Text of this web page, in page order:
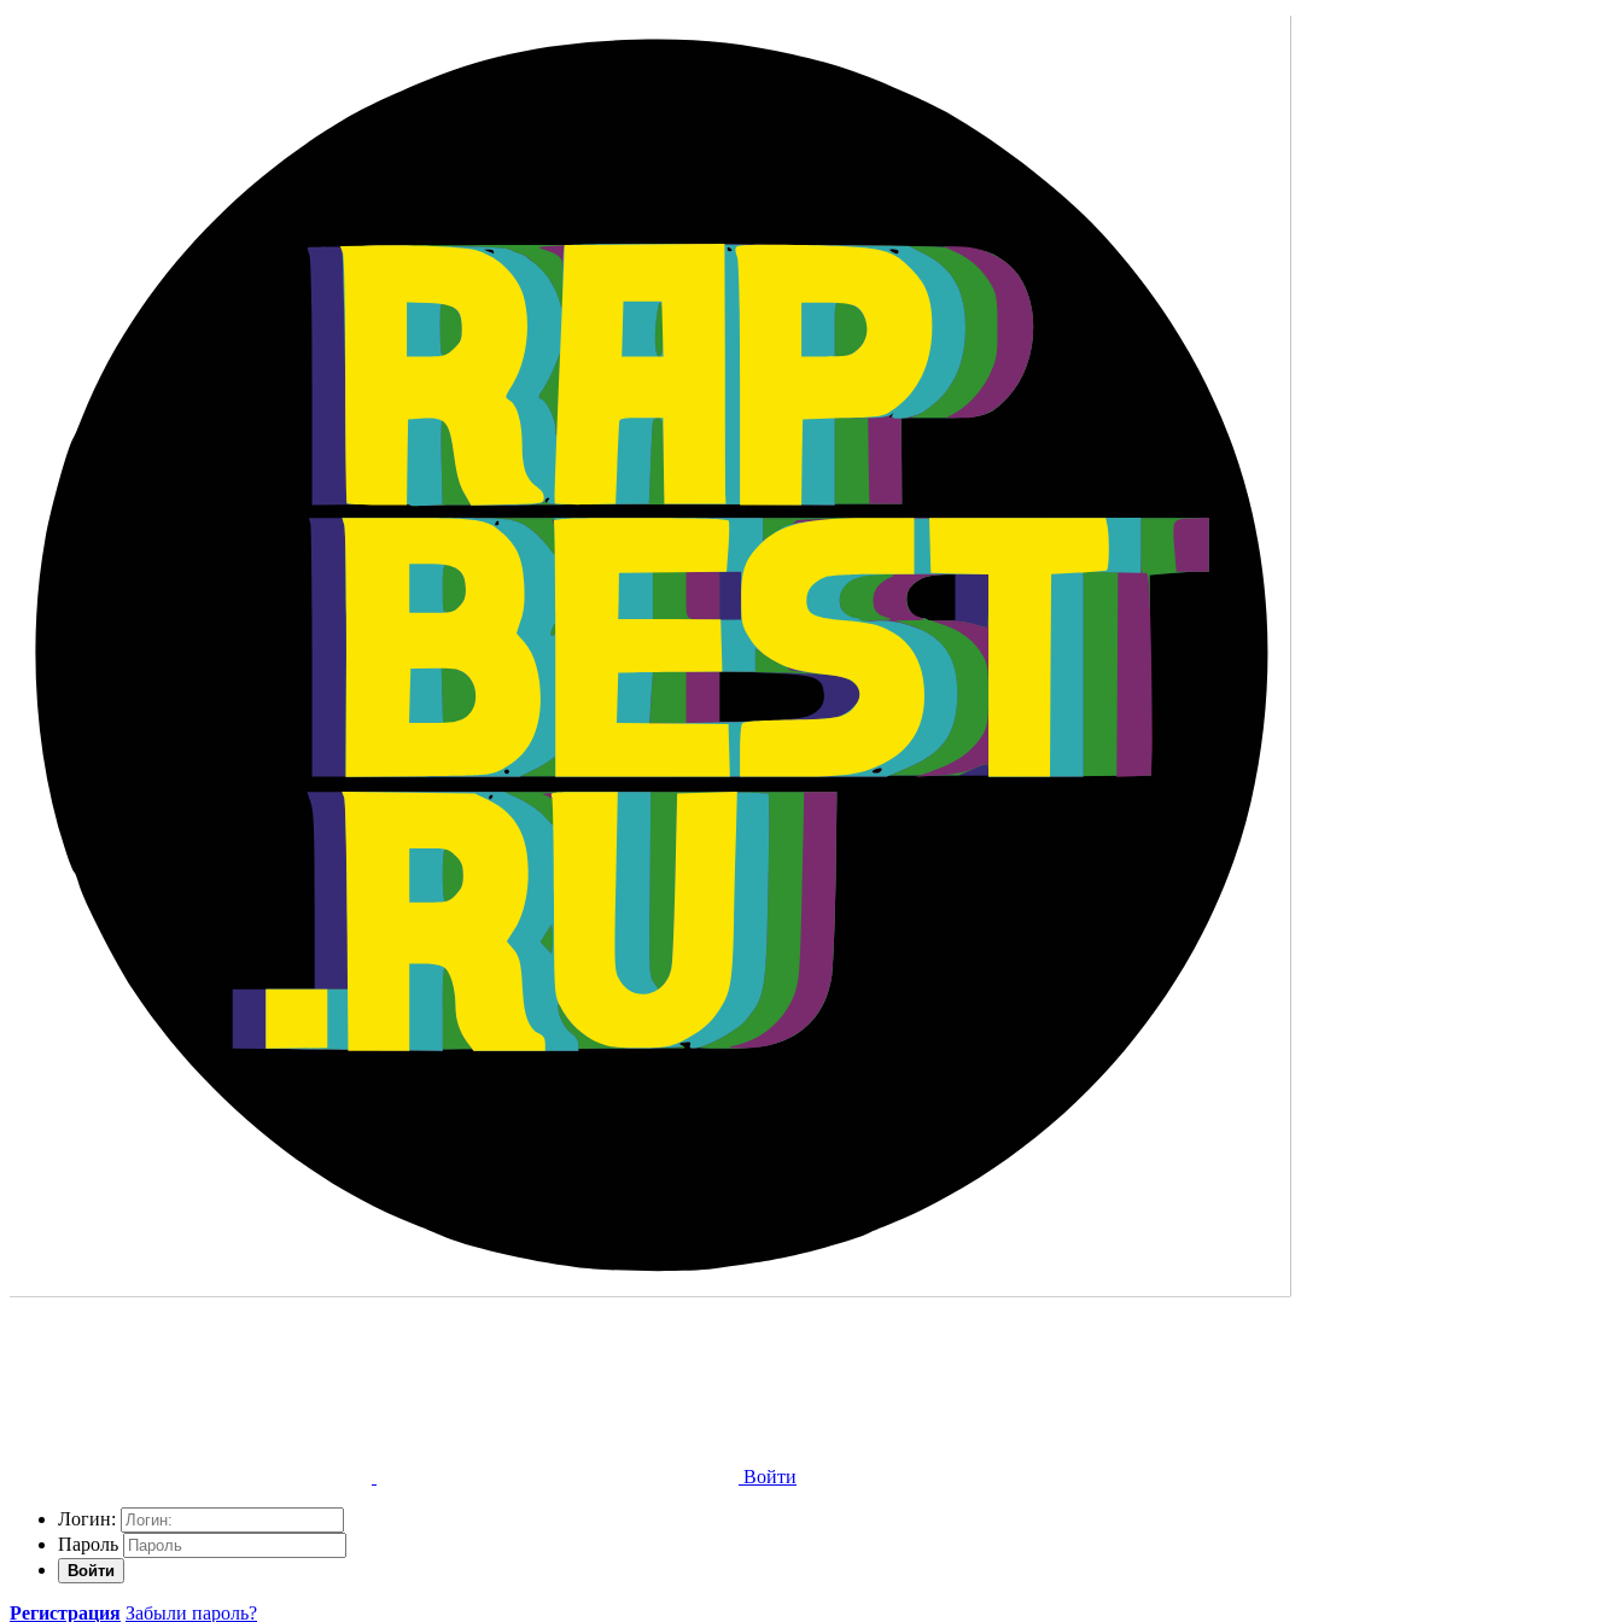
Войти
Логин:
Пароль
Войти
Регистрация Забыли пароль?